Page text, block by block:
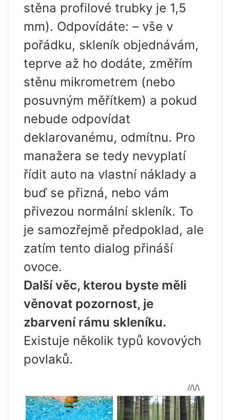
stěna profilové trubky je 1,5
mm). Odpovídáte: – vše v
pořádku, skleník objednávám,
teprve až ho dodáte, změřím
stěnu mikrometrem (nebo
posuvným měřítkem) a pokud
nebude odpovídat
deklarovanému, odmítnu. Pro
manažera se tedy nevyplatí
řídit auto na vlastní náklady a
buď se přizná, nebo vám
přivezou normální skleník. To
je samozřejmě předpoklad, ale
zatím tento dialog přináší
ovoce.
Další věc, kterou byste měli
věnovat pozornost, je
zbarvení rámu skleníku.
Existuje několik typů kovových
povlaků.